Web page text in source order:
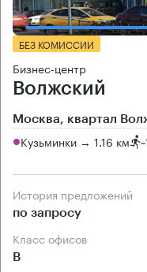
БЕЗ КОМИССИИ
Бизнес-центр
Волжский
Москва, квартал
Кузьминки → 1.16 км ~
История предложений
по запросу
Класс офисов
B